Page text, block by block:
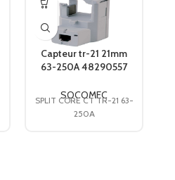
Capteur tr-21 21mm
63-250A 48290557
SOCOMEC
SPLIT CORE CT TR-21 63-
250A